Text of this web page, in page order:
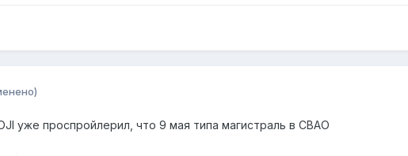
уже проспройлерил, что 9 мая типа магистраль в СВАО